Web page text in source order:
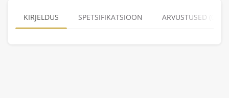
KIRJELDUS SPETSIFIKATSIOON ARVUSTUSED (0)